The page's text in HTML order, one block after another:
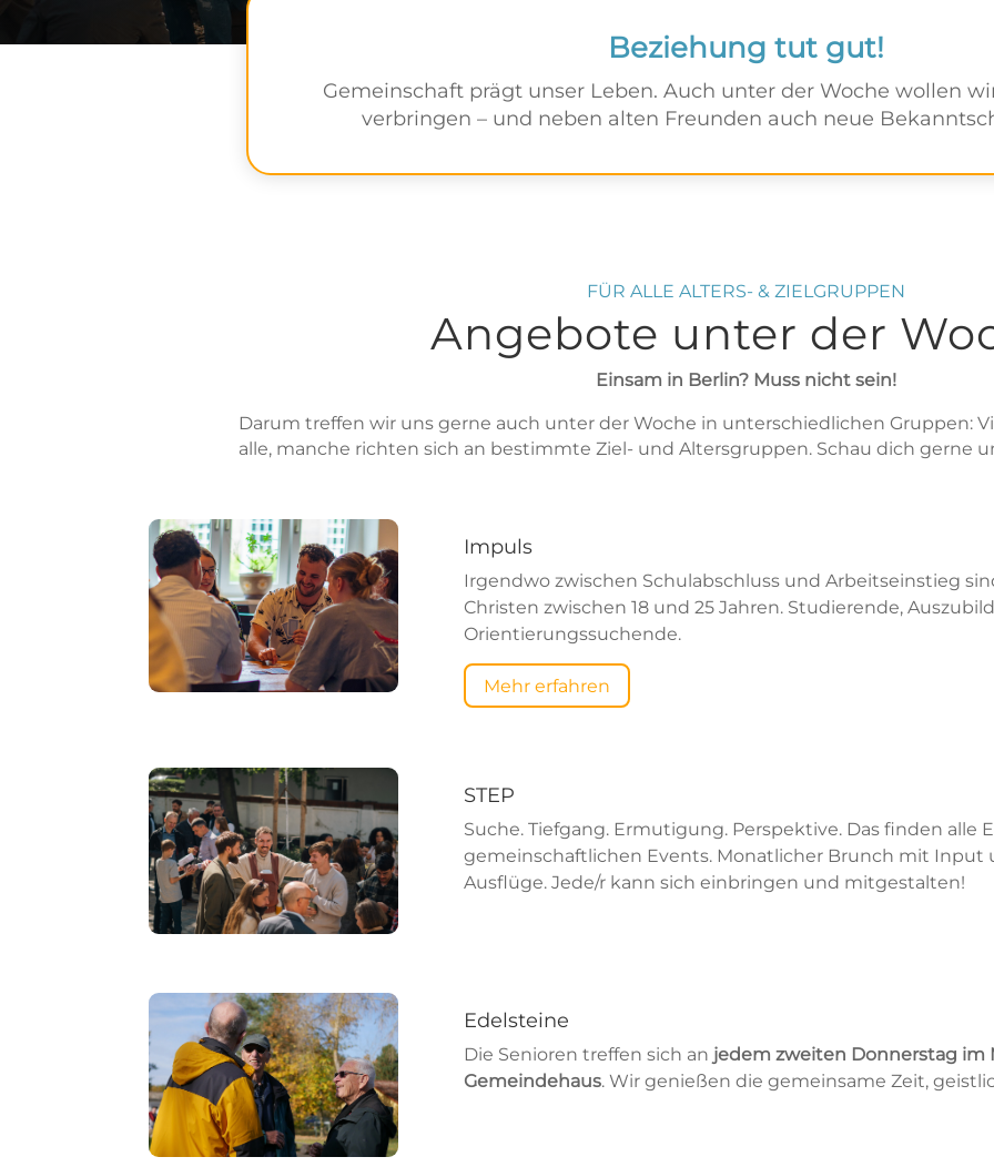
Beziehung tut gut!
Gemeinschaft prägt unser Leben. Auch unter der Woche wollen
verbringen – und neben alten Freunden auch neue
FÜR ALLE ALTERS- & ZIELGRUPPEN
Angebote unter der
Einsam in Berlin? Muss nicht sein!
Darum treffen wir uns gerne auch unter der Woche in unterschiedlichen Gruppen:
alle, manche richten sich an bestimmte Ziel- und Altersgruppen. Schau dich gerne
Impuls
Irgendwo zwischen Schulabschluss und Arbeitseinstieg
Christen zwischen 18 und 25 Jahren. Studierende,
Orientierungssuchende.
Mehr erfahren
STEP
Suche. Tiefgang. Ermutigung. Perspektive. Das finden alle
gemeinschaftlichen Events. Monatlicher Brunch mit Input
Ausflüge. Jede/r kann sich einbringen und mitgestalten!
Edelsteine
Die Senioren treffen sich an jedem zweiten Donnerstag im
Gemeindehaus. Wir genießen die gemeinsame Zeit,